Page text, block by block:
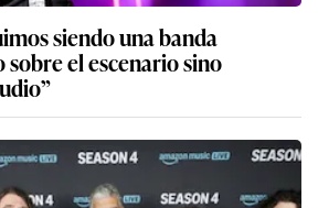
siendo una banda
el escenario sino